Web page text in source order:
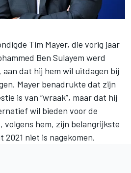
Tim Mayer, die vorig jaar
Ben Sulayem werd
dat hij hem wil uitdagen bij
. Mayer benadrukte dat zijn
is van “wraak”, maar dat hij
wil bieden voor de
hem, zijn belangrijkste
niet is nagekomen.